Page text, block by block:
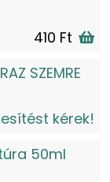
410 Ft
SZEMRE
kérek!
50ml